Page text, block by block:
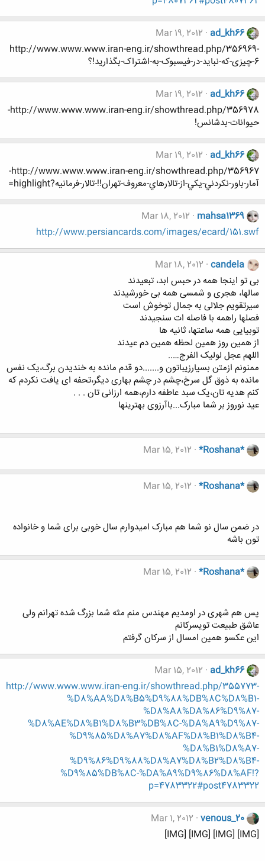
ad_kh66
Mar 19, 2012
http://www.www.www.iran-eng.ir/showthread.php/356969-
6-چیزی-که-نباید-در-فیسبوک-به-اشتراک-بگذارید!؟
ad_kh66
Mar 19, 2012
http://www.www.www.iran-eng.ir/showthread.php/356978-
حیوانات-بدشانس!
ad_kh66
Mar 19, 2012
http://www.www.www.iran-eng.ir/showthread.php/356967-
آمار-باور-نکردني-يکي-از-تالارهاي-معروف-تهران!!-تالار-فرمانیه?highlight=
mahsa1369
Mar 18, 2012
http://www.persiancards.com/images/ecard/151.swf
candela
Mar 18, 2012
بی تو اینجا همه در حبس ابد، تبعیدند
سالها، هجری و شمسی همه بی خورشیدند
سیرتقویم جلالی به جمال توخوش است
فصلها راهمه با فاصله ات سنجیدند
توبیایی همه ساعتها، ثانیه ها
از همین روز همین لحظه همین دم عیدند
اللهم عجل لولیک الفرج…..
ممنونم ازمتن بسیارزیباتون و.......دو قدم مانده به خندیدن برگ،یک نفس
مانده به ذوق گل سرخ،چشم در چشم بهاری دیگر،تحفه ای یافت نکردم که
کنم هدیه تان،یک سبد عاطفه دارم،همه ارزانی تان . . .
عید نوروز بر شما مبارک...باآرزوی بهترینها
*Roshana*
Mar 15, 2012
*Roshana*
Mar 15, 2012
در ضمن سال نو شما هم مبارک امیدوارم سال خوبی برای شما و خانواده
تون باشه
*Roshana*
Mar 15, 2012
پس هم شهری در اومدیم مهندس منم مثه شما بزرگ شده تهرانم ولی
عاشق طبیعت تویسرکانم
این عکسو همین امسال از سرکان گرفتم
ad_kh66
Mar 15, 2012
http://www.www.www.iran-eng.ir/showthread.php/355773-
%D8%AA%D8%B5%D9%88%DB%8C%D8%B1-
%D8%A8%DA%86%D9%87-
%D8%AE%D8%B1%D8%B3%DB%8C-%DA%A9%D9%87-
%D9%85%D8%A7%D8%AF%D8%B1%D8%B4-
%D8%B1%D8%A7-
%D9%86%D9%88%D8%A7%D8%B2%D8%B4-
%D9%85%DB%8C-%DA%A9%D9%86%D8%AF!?
p=4783322#post4783322
venous_20
Mar 1, 2012
[IMG] [IMG] [IMG] [IMG]